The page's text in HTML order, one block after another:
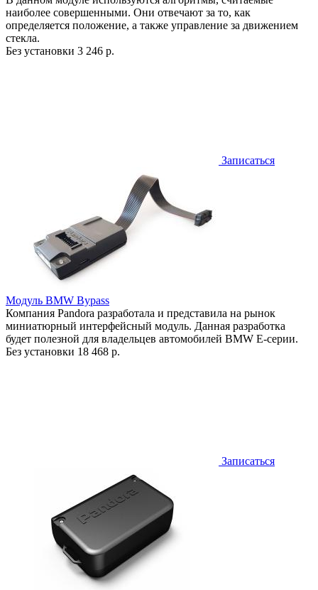
наиболее совершенными. Они отвечают за то, как
определяется положение, а также управление за движением
стекла.
Без установки 3 246 р.
Записаться
Модуль BMW Bypass
Компания Pandora разработала и представила на рынок
миниатюрный интерфейсный модуль. Данная разработка
будет полезной для владельцев автомобилей BMW Е-серии.
Без установки 18 468 р.
Записаться